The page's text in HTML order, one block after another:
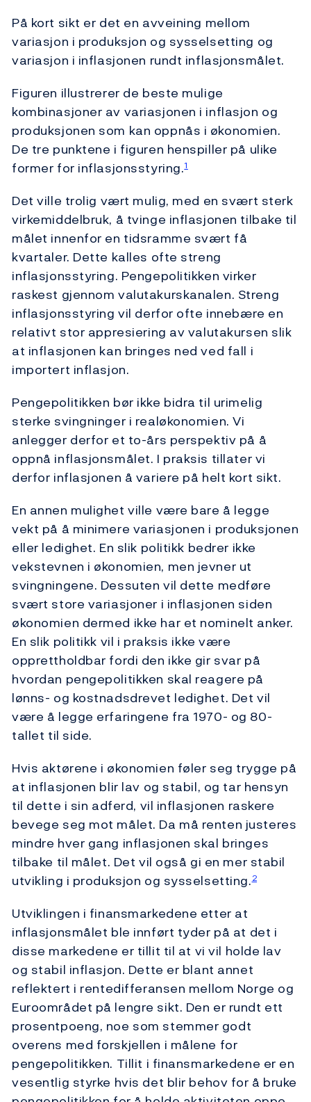
På kort sikt er det en avveining mellom
variasjon i produksjon og sysselsetting og
variasjon i inflasjonen rundt inflasjonsmålet.
Figuren illustrerer de beste mulige
kombinasjoner av variasjonen i inflasjon og
produksjonen som kan oppnås i økonomien.
De tre punktene i figuren henspiller på ulike
former for inflasjonsstyring.1
Det ville trolig vært mulig, med en svært sterk
virkemiddelbruk, å tvinge inflasjonen tilbake til
målet innenfor en tidsramme svært få
kvartaler. Dette kalles ofte streng
inflasjonsstyring. Pengepolitikken virker
raskest gjennom valutakurskanalen. Streng
inflasjonsstyring vil derfor ofte innebære en
relativt stor appresiering av valutakursen slik
at inflasjonen kan bringes ned ved fall i
importert inflasjon.
Pengepolitikken bør ikke bidra til urimelig
sterke svingninger i realøkonomien. Vi
anlegger derfor et to-års perspektiv på å
oppnå inflasjonsmålet. I praksis tillater vi
derfor inflasjonen å variere på helt kort sikt.
En annen mulighet ville være bare å legge
vekt på å minimere variasjonen i produksjonen
eller ledighet. En slik politikk bedrer ikke
vekstevnen i økonomien, men jevner ut
svingningene. Dessuten vil dette medføre
svært store variasjoner i inflasjonen siden
økonomien dermed ikke har et nominelt anker.
En slik politikk vil i praksis ikke være
opprettholdbar fordi den ikke gir svar på
hvordan pengepolitikken skal reagere på
lønns- og kostnadsdrevet ledighet. Det vil
være å legge erfaringene fra 1970- og 80-
tallet til side.
Hvis aktørene i økonomien føler seg trygge på
at inflasjonen blir lav og stabil, og tar hensyn
til dette i sin adferd, vil inflasjonen raskere
bevege seg mot målet. Da må renten justeres
mindre hver gang inflasjonen skal bringes
tilbake til målet. Det vil også gi en mer stabil
utvikling i produksjon og sysselsetting.2
Utviklingen i finansmarkedene etter at
inflasjonsmålet ble innført tyder på at det i
disse markedene er tillit til at vi vil holde lav
og stabil inflasjon. Dette er blant annet
reflektert i rentedifferansen mellom Norge og
Euroområdet på lengre sikt. Den er rundt ett
prosentpoeng, noe som stemmer godt
overens med forskjellen i målene for
pengepolitikken. Tillit i finansmarkedene er en
vesentlig styrke hvis det blir behov for å bruke